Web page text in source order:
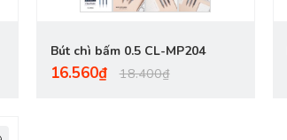
Bút chì bấm 0.5 CL-MP204
16.560₫ 18.400₫